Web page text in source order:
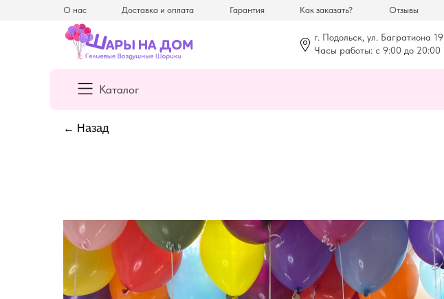
Отзывы
Гарантия Как заказать?
Доставка и оплата
О нас
г. Подольск, ул. Багратиона 19
Часы работы: с 9:00 до 20:00
Каталог
← Назад